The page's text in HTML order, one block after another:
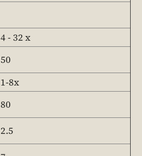
4 - 32 x
50
1-8x
80
2.5